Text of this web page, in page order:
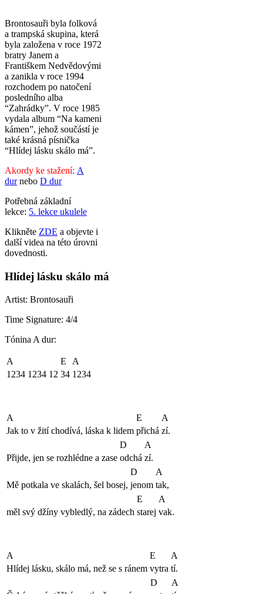
Brontosauři byla folková
a trampská skupina, která
byla založena v roce 1972
bratry Janem a
Františkem Nedvědovými
a zanikla v roce 1994
rozchodem po natočení
posledního alba
“Zahrádky”. V roce 1985
vydala album “Na kameni
kámen”, jehož součástí je
také krásná písnička
“Hlídej lásku skálo má”.
Akordy ke stažení: A
dur nebo D dur
Potřebná základní
lekce: 5. lekce ukulele
Klikněte ZDE a objevte i
další videa na této úrovni
dovednosti.
Hlídej lásku skálo má
Artist: Brontosauři
Time Signature: 4/4
Tónina A dur:
A E
A
1234 1234 12 34 1234
A E
A
Jak to v žití chodívá, láska k lidem přichá zí.
D
A
Přijde, jen se rozhlédne a zase odchá zí.
D
A
Mě potkala ve skalách, šel bosej, jenom tak,
E
A
měl svý džíny vybledlý, na zádech starej vak.
A E
A
Hlídej lásku, skálo má, než se s ránem vytra tí.
D
A